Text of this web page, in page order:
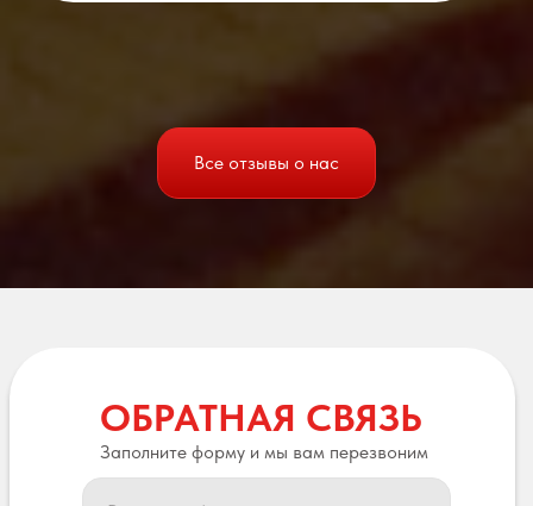
Все отзывы о нас
ОБРАТНАЯ СВЯЗЬ
Заполните форму и мы вам перезвоним